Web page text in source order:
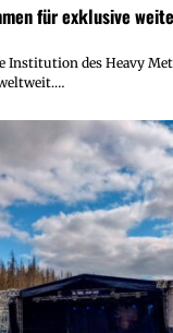
für exklusive
Institution des Heavy